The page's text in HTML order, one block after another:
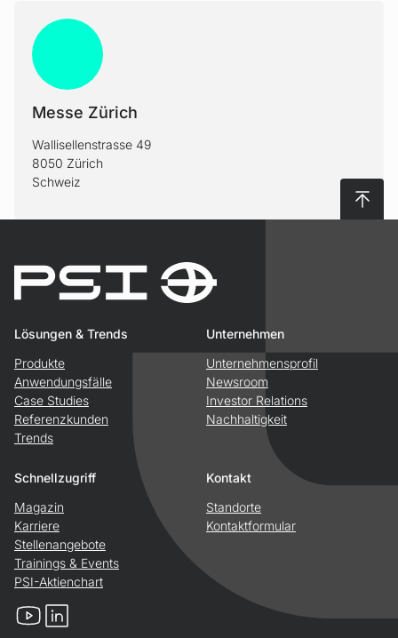
Messe Zürich
Wallisellenstrasse 49
8050 Zürich
Schweiz
Lösungen & Trends
Produkte
Anwendungsfälle
Case Studies
Referenzkunden
Trends
Unternehmen
Unternehmensprofil
Newsroom
Investor Relations
Nachhaltigkeit
Schnellzugriff
Magazin
Karriere
Stellenangebote
Trainings & Events
PSI-Aktienchart
Kontakt
Standorte
Kontaktformular
YouTubeLinkedIn
Nach